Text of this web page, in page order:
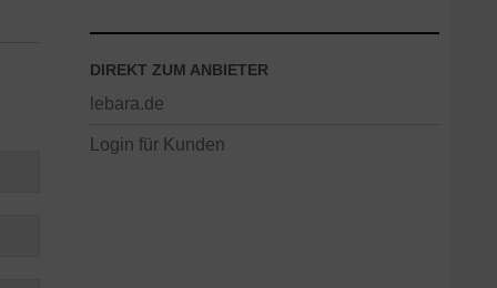
DIREKT ZUM ANBIETER
lebara.de
Login für Kunden